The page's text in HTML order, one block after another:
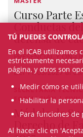
Curso Parte
Conductas
defensa de
PRESENCIAL Y ON-
Del 11/03/2027 al
SECRETARÍA
FORMACIÓN |
Módulo de
Derecho de
TÚ PUEDES
En el ICAB utilizamos
estrictamente
página, y otros son
Medir cómo se
Habilitar la
Para funciones
Al hacer clic en